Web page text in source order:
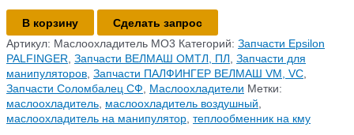
Количество
товара
Маслоохладитель
МО3
для
гидравлики
В корзину
Сделать запрос
Артикул: Маслоохладитель МО3 Категорий: Запчасти Epsilon
PALFINGER Запчасти ВЕЛМАШ ОМТЛ, ПЛ Запчасти для
манипуляторов Запчасти ПАЛФИНГЕР ВЕЛМАШ VM, VC
Запчасти Соломбалец СФ Маслоохладители Метки:
маслоохладитель маслоохладитель воздушный
маслоохладитель на манипулятор теплообменник на кму